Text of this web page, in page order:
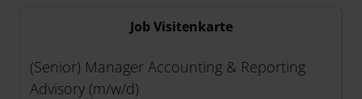
Job Visitenkarte
(Senior) Manager Accounting & Reporting
Advisory (m/w/d)